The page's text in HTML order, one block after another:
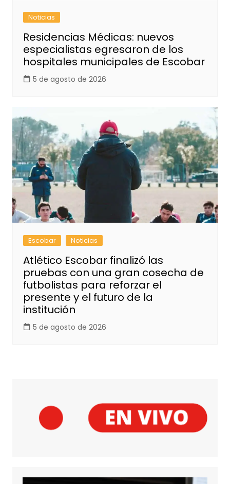
Noticias
Residencias Médicas: nuevos
especialistas egresaron de los
hospitales municipales de Escobar
5 de agosto de 2026
Escobar Noticias
Atlético Escobar finalizó las
pruebas con una gran cosecha de
futbolistas para reforzar el
presente y el futuro de la
institución
5 de agosto de 2026